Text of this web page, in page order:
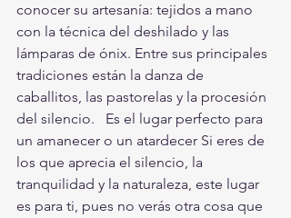
conocer su artesanía: tejidos a mano
con la técnica del deshilado y las
lámparas de ónix. Entre sus principales
tradiciones están la danza de
caballitos, las pastorelas y la procesión
del silencio.   Es el lugar perfecto para
un amanecer o un atardecer Si eres de
los que aprecia el silencio, la
tranquilidad y la naturaleza, este lugar
es para ti, pues no verás otra cosa que